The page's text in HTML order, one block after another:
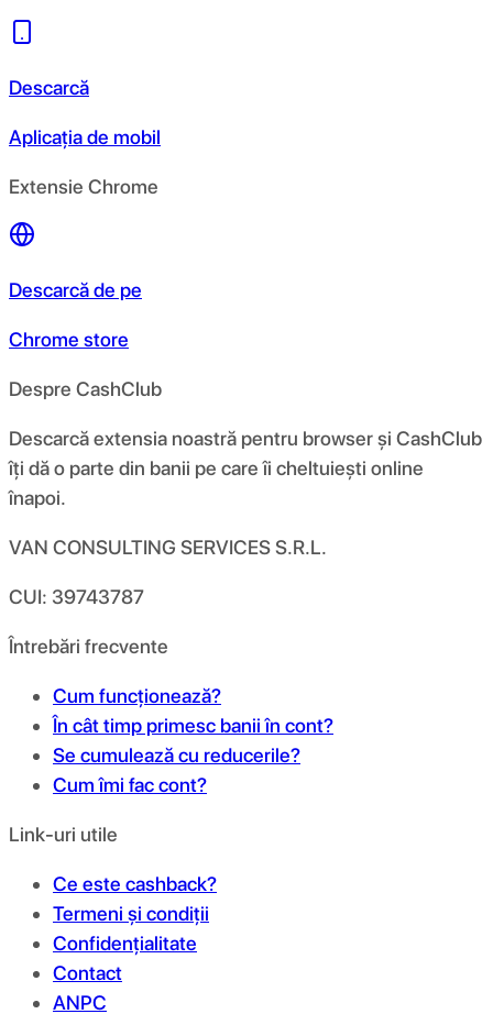
Descarcă
Aplicația de mobil
Extensie Chrome
Descarcă de pe
Chrome store
Despre CashClub
Descarcă extensia noastră pentru browser și CashClub
îți dă o parte din banii pe care îi cheltuiești online
înapoi.
VAN CONSULTING SERVICES S.R.L.
CUI: 39743787
Întrebări frecvente
Cum funcționează?
În cât timp primesc banii în cont?
Se cumulează cu reducerile?
Cum îmi fac cont?
Link-uri utile
Ce este cashback?
Termeni și condiții
Confidențialitate
Contact
ANPC